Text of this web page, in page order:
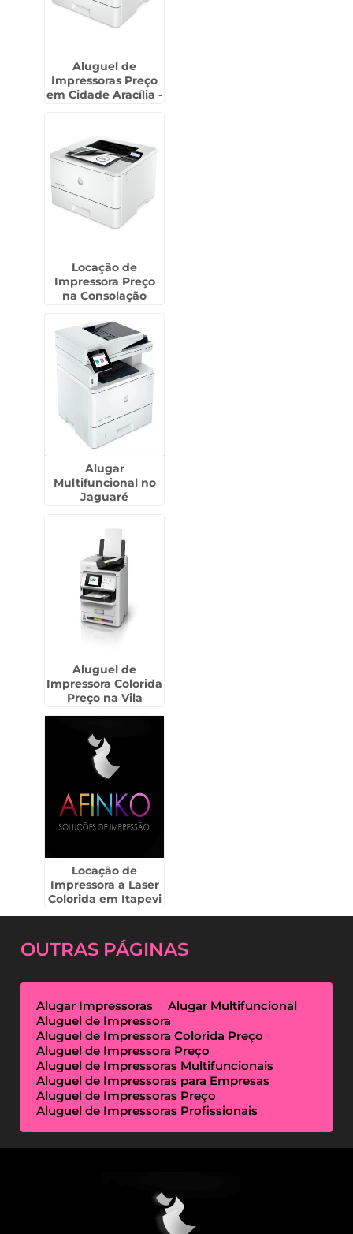
Aluguel de
Impressoras Preço
em Cidade Aracília -
Locação de
Impressora Preço
na Consolação
Alugar
Multifuncional no
Jaguaré
Aluguel de
Impressora Colorida
Preço na Vila
Locação de
Impressora a Laser
Colorida em Itapevi
OUTRAS PÁGINAS
Alugar Impressoras
Alugar Multifuncional
Aluguel de Impressora
Aluguel de Impressora Colorida Preço
Aluguel de Impressora Preço
Aluguel de Impressoras Multifuncionais
Aluguel de Impressoras para Empresas
Aluguel de Impressoras Preço
Aluguel de Impressoras Profissionais
Empresas de Outsourcing de Impressão
Impressoras Multifuncionais Locação
Locação de Impressora